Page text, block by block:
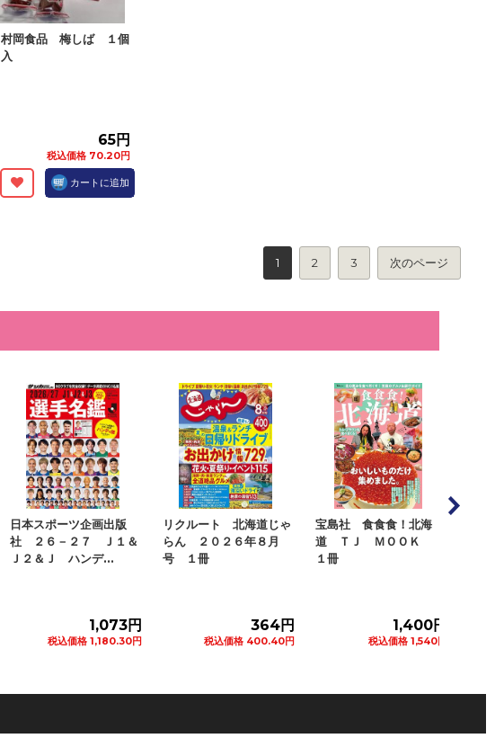
村岡食品 梅しば １個
入
65円
税込価格 70.20円
カートに追加
1 2 3 次のページ
リクルート 北海道じゃ
らん ２０２６年８月
号 １冊
364円
税込価格 400.40円
宝島社 食食食！北海
道 ＴＪ ＭＯＯＫ
１冊
1,400円
税込価格 1,540円
ＪＴＢパブリッシング
北海道のおいしい道の駅
＆ＳＡ・ＰＡ２...
1,100円
税込価格 1,210円